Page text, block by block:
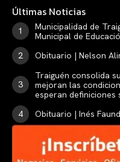
Últimas Noticias
Municipalidad de
Municipal de
Obituario | Nelson
Traiguén consolida
mejoran las
esperan
Obituario | Inés